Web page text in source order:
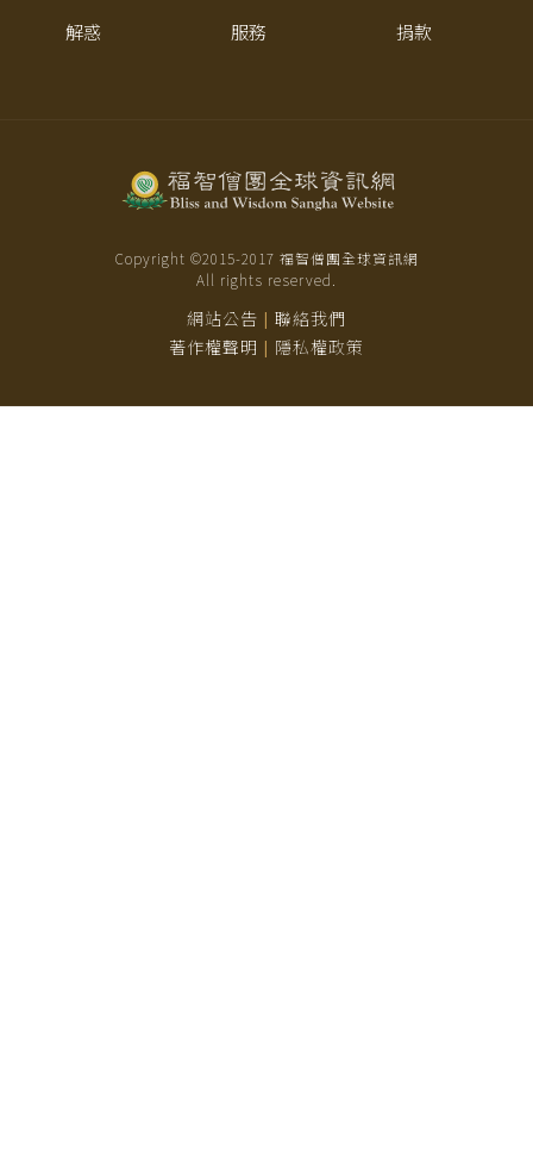
解惑
服務 捐款
Copyright ©2015-2017 福智僧團全球資訊網
All rights reserved.
網站公告 | 聯絡我們
著作權聲明 | 隱私權政策